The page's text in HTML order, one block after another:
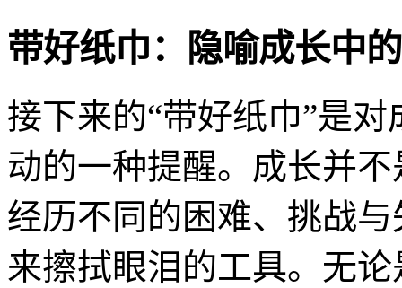
带好纸巾：隐喻成长中
接下来的“带好纸巾”是
动的一种提醒。成长并
经历不同的困难、挑战
来擦拭眼泪的工具。无